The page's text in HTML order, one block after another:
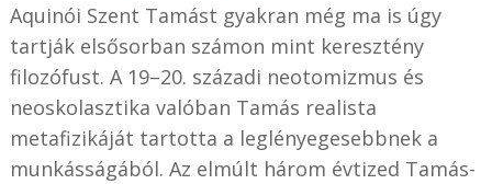
Aquinói Szent Tamást gyakran még ma is úgy
tartják elsősorban számon mint keresztény
filozófust. A 19–20. századi neotomizmus és
neoskolasztika valóban Tamás realista
metafizikáját tartotta a leglényegesebbnek a
munkásságából. Az elmúlt három évtized Tamás-